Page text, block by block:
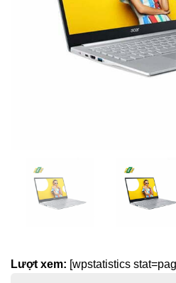
Lượt xem: [wpstatistics